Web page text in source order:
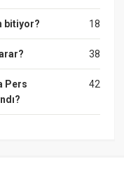
18
bitiyor?
38
42
Pers